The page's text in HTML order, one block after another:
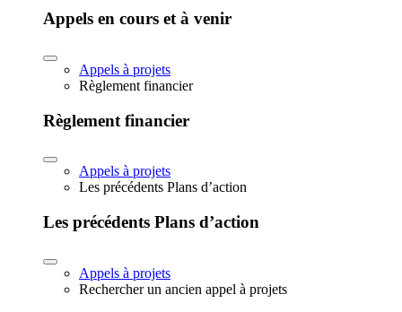
Appels en cours et à venir
Appels à projets
Règlement financier
Règlement financier
Appels à projets
Les précédents Plans d’action
Les précédents Plans d’action
Appels à projets
Rechercher un ancien appel à projets